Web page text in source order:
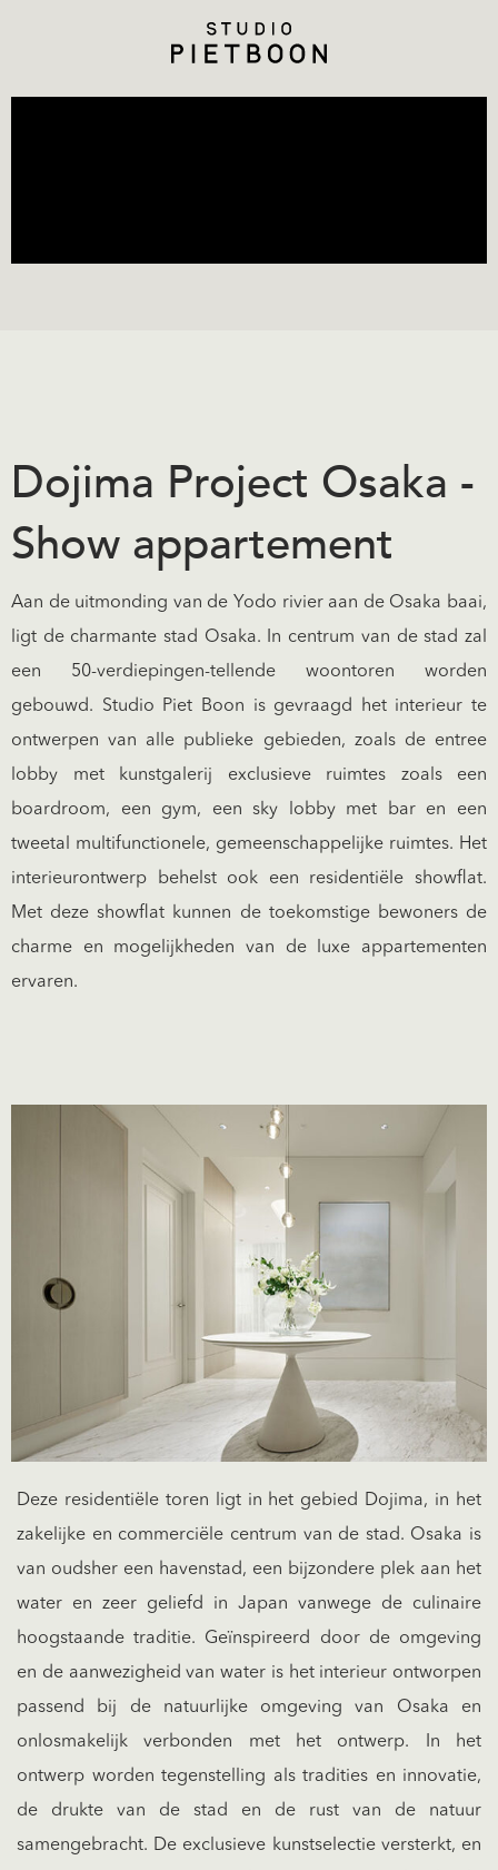
Dojima Project Osaka -
Show appartement
Aan de uitmonding van de Yodo rivier aan de Osaka baai,
ligt de charmante stad Osaka. In centrum van de stad zal
een 50-verdiepingen-tellende woontoren worden
gebouwd. Studio Piet Boon is gevraagd het interieur te
ontwerpen van alle publieke gebieden, zoals de entree
lobby met kunstgalerij exclusieve ruimtes zoals een
boardroom, een gym, een sky lobby met bar en een
tweetal multifunctionele, gemeenschappelijke ruimtes. Het
interieurontwerp behelst ook een residentiële showflat.
Met deze showflat kunnen de toekomstige bewoners de
charme en mogelijkheden van de luxe appartementen
ervaren.
Deze residentiële toren ligt in het gebied Dojima, in het
zakelijke en commerciële centrum van de stad. Osaka is
van oudsher een havenstad, een bijzondere plek aan het
water en zeer geliefd in Japan vanwege de culinaire
hoogstaande traditie. Geïnspireerd door de omgeving
en de aanwezigheid van water is het interieur ontworpen
passend bij de natuurlijke omgeving van Osaka en
onlosmakelijk verbonden met het ontwerp. In het
ontwerp worden tegenstelling als tradities en innovatie,
de drukte van de stad en de rust van de natuur
samengebracht. De exclusieve kunstselectie versterkt, en